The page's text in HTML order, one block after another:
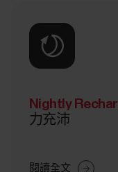
Nightly
力充沛
閱讀全文